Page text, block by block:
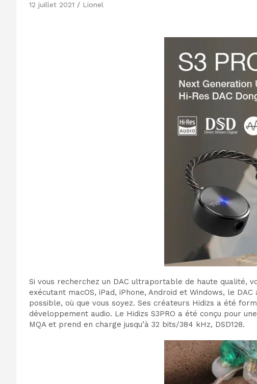
12 juillet 2021 Lionel
Si vous recherchez un DAC ultraportable de haute qualité,
exécutant macOS, iPad, iPhone, Android et Windows, le
possible, où que vous soyez. Ses créateurs Hidizs a été
développement audio. Le Hidizs S3PRO a été conçu pour
MQA et prend en charge jusqu’à 32 bits/384 kHz, DSD128.